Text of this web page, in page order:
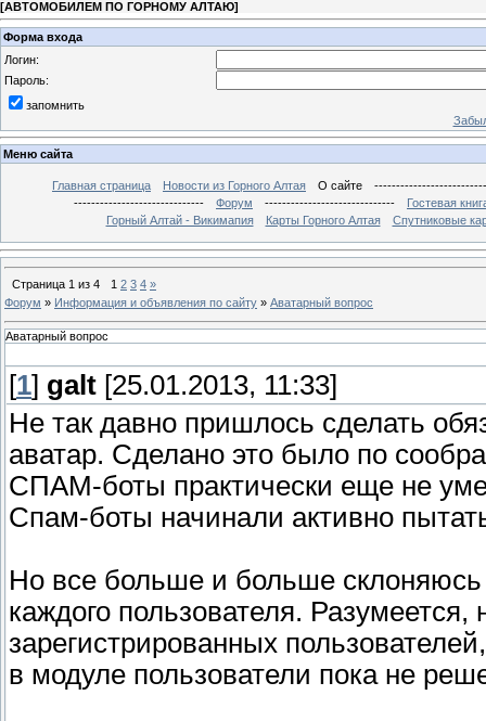
[АВТОМОБИЛЕМ ПО ГОРНОМУ АЛТАЮ]
Форма входа
Логин:
Пароль:
запомнить
Меню сайта
Главная страница Новости из Горного Алтая О сайте
------------------------------
Форум ------------------------------
Гостевая
Горный Алтай - Викимапия
Карты Горного Алтая Спутниковые
Страница 1 из 4 1 2 3 4 »
Форум » Информация и объявления по сайту » Аватарный вопрос
Аватарный вопрос
[1] galt [25.01.2013, 11:33]
Не так давно пришлось сделать
аватар. Сделано это было по
СПАМ-боты практически еще не
Спам-боты начинали активно
Но все больше и больше
каждого пользователя. Разумеется,
зарегистрированных
в модуле пользователи пока не